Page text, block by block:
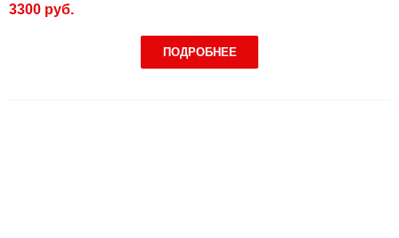
3300 руб.
ПОДРОБНЕЕ